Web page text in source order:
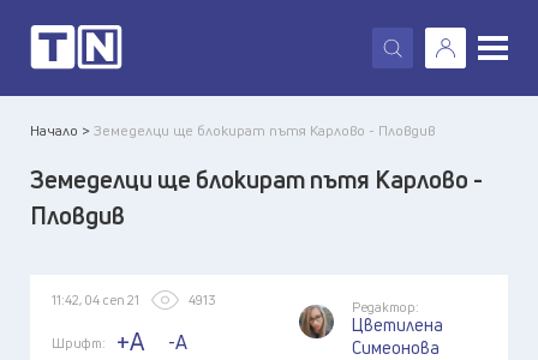
X
Начало >Земеделци ще блокират пътя Карлово - Пловдив
Земеделци ще блокират пътя Карлово -
Пловдив
11:42, 04 сеп 21 4913
Шрифт: +A -A
Редактор:
Цветилена
Симеонова